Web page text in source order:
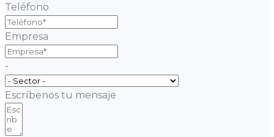
Teléfono
Empresa
-
Escríbenos tu mensaje